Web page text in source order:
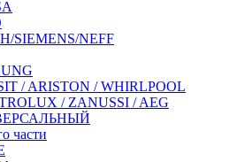
SIEMENS/NEFF
/ ARISTON / WHIRLPOOL
/ ZANUSSI / AEG
части